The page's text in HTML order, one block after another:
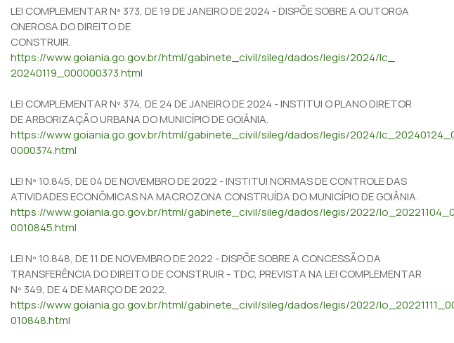
LEI COMPLEMENTAR Nº 373, DE 19 DE JANEIRO DE 2024 - DISPÕE SOBRE A OUTORGA
ONEROSA DO DIREITO DE
CONSTRUIR.
https://www.goiania.go.gov.br/html/gabinete_civil/sileg/dados/legis/2024/lc_
20240119_000000373.html
LEI COMPLEMENTAR Nº 374, DE 24 DE JANEIRO DE 2024 - INSTITUI O PLANO DIRETOR
DE ARBORIZAÇÃO URBANA DO MUNICÍPIO DE GOIÂNIA.
https://www.goiania.go.gov.br/html/gabinete_civil/sileg/dados/legis/2024/
0000374.html
LEI Nº 10.845, DE 04 DE NOVEMBRO DE 2022 - INSTITUI NORMAS DE CONTROLE DAS
ATIVIDADES ECONÔMICAS NA MACROZONA CONSTRUÍDA DO MUNICÍPIO DE GOIÂNIA.
https://www.goiania.go.gov.br/html/gabinete_civil/sileg/dados/legis/2022/
0010845.html
LEI Nº 10.848, DE 11 DE NOVEMBRO DE 2022 - DISPÕE SOBRE A CONCESSÃO DA
TRANSFERÊNCIA DO DIREITO DE CONSTRUIR - TDC, PREVISTA NA LEI COMPLEMENTAR
Nº 349, DE 4 DE MARÇO DE 2022.
https://www.goiania.go.gov.br/html/gabinete_civil/sileg/dados/legis/2022/
010848.html